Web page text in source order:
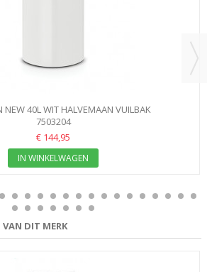
NEW 40L WIT HALVEMAAN VUILBAK
7503204
€ 144,95
IN WINKELWAGEN
VAN DIT MERK